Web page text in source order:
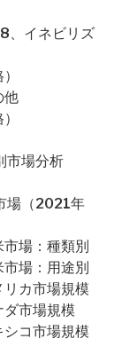
、イネビリズ
他
市場分析
場（2021年
場：種類別
場：用途別
カ市場規模
市場規模
コ市場規模